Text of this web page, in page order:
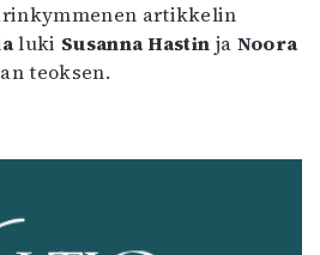
artikkelin
luki Susanna Hastin ja Noora
teoksen.